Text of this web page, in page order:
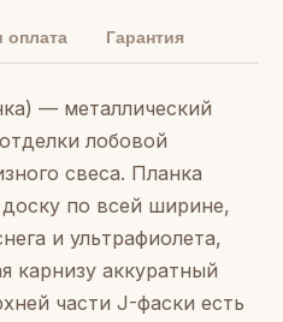
оплата Гарантия
— металлический
лобовой
свеса. Планка
по всей ширине,
и ультрафиолета,
карнизу аккуратный
части J-фаски есть